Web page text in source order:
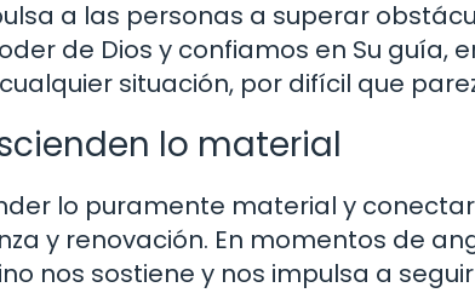
a las personas a superar
de Dios y confiamos en Su guía,
situación, por difícil que
lo material
lo puramente material y
y renovación. En momentos de
nos sostiene y nos impulsa a